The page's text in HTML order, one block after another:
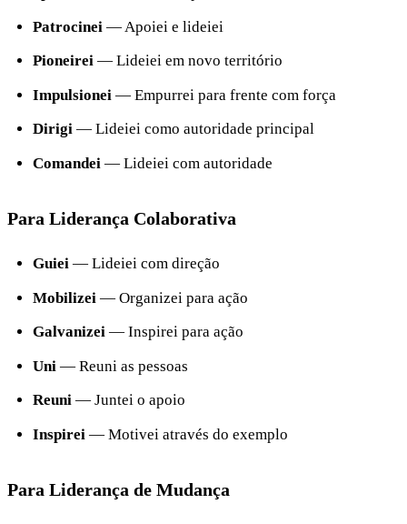
Patrocinei— Apoiei e lideiei
Pioneirei— Lideiei em novo território
Impulsionei— Empurrei para frente com força
Dirigi— Lideiei como autoridade principal
Comandei— Lideiei com autoridade
Para Liderança Colaborativa
Guiei— Lideiei com direção
Mobilizei — Organizei para ação
Galvanizei— Inspirei para ação
Uni — Reuni as pessoas
Reuni— Juntei o apoio
Inspirei — Motivei através do exemplo
Para Liderança de Mudança